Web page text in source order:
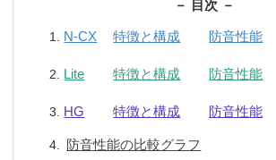
－ 目次 －
1. N-CX 特徴と構成 防音性能
2. Lite 特徴と構成 防音性能
3. HG 特徴と構成 防音性能
4. 防音性能の比較グラフ